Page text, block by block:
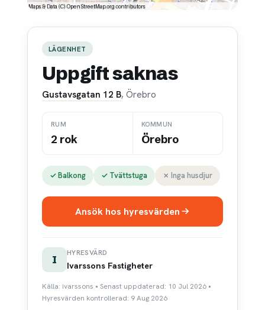
LÄGENHET
Uppgift saknas
Gustavsgatan 12 B, Örebro
RUM
2 rok
KOMMUN
Örebro
✓ Balkong ✓ Tvättstuga ✗ Inga husdjur
Ansök hos hyresvärden
I
HYRESVÄRD
Ivarssons Fastigheter
Källa: ivarssons • Senast uppdaterad: 10 Jul 2026 •
Hyresvärden kontrollerad: 9 Aug 2026